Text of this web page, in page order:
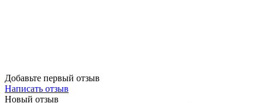
Добавьте первый отзыв
Написать отзыв
Новый отзыв